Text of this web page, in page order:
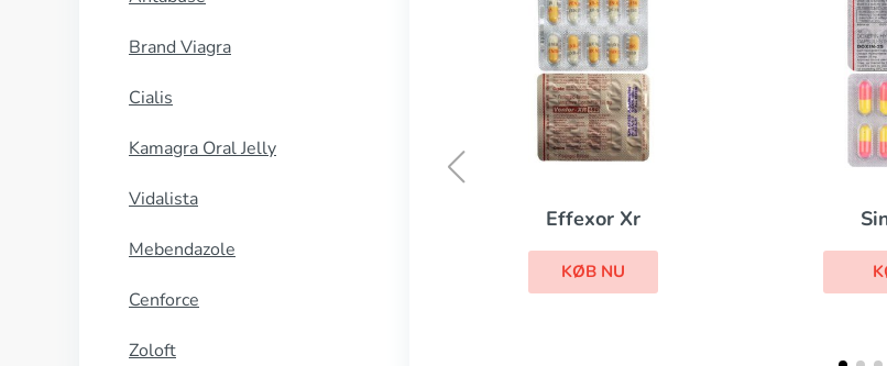
Brand Viagra
Cialis
Kamagra Oral Jelly
Vidalista
Mebendazole
Cenforce
Zoloft
Sinequan
KØB NU